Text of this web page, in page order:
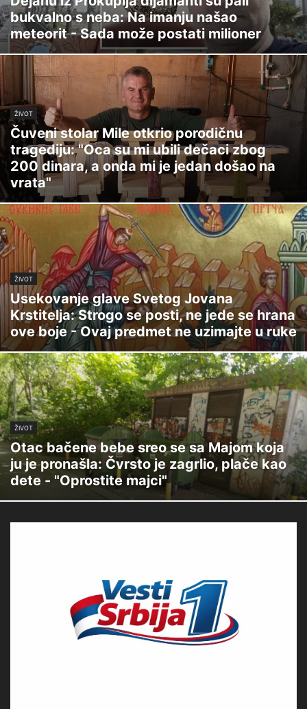
bukvalno s neba: Na imanju našao
meteorit - Sada može postati milioner
ŽIVOT
Čuveni stolar Mile otkrio porodičnu
tragediju: "Oca su mi ubili dečaci zbog
200 dinara, a onda mi je jedan došao na
vrata"
ŽIVOT
Usekovanje glave Svetog Jovana
Krstitelja: Strogo se posti, ne jede se hrana
ove boje - Ovaj predmet ne uzimajte u ruke
ŽIVOT
Otac bačene bebe sreo se sa Majom koja
ju je pronašla: Čvrsto je zagrlio, plače kao
dete - "Oprostite majci"